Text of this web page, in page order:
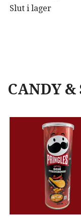
Slut i lager
CANDY &